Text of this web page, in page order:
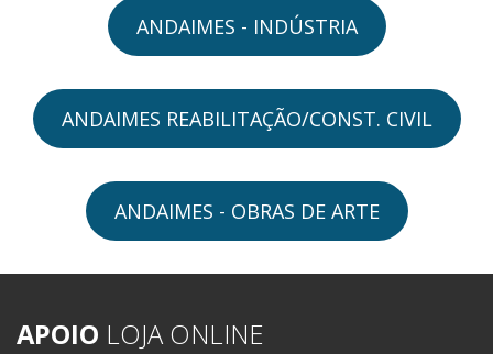
ANDAIMES - INDÚSTRIA
ANDAIMES REABILITAÇÃO/CONST. CIVIL
ANDAIMES - OBRAS DE ARTE
APOIO LOJA ONLINE